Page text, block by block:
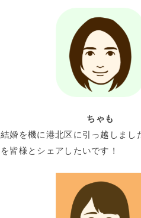
ちゃも
結婚を機に港北区に引っ越しまし
を皆様とシェアしたいです！